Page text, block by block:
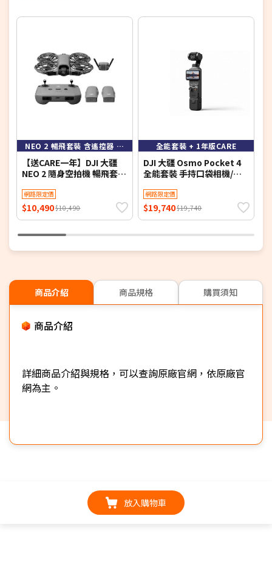
NEO 2 暢飛套裝 含遙控器 送CARE一年 到8/31
【送CARE一年】DJI 大疆
NEO 2 隨身空拍機 暢飛套裝
網路限定價
$10,490$10,490
全能套裝 + 1年版CARE
DJI 大疆 Osmo Pocket 4
全能套裝 手持口袋相機/攝
網路限定價
$19,740$19,740
商品介紹 商品規格 購買須知
商品介紹
詳細商品介紹與規格，可以查詢原廠官網，依原廠官
網為主。
放入購物車